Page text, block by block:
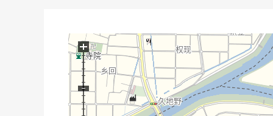
▼设备
・与家族的会话兴奋起来的开放式厨房
・便利的餐具室(食品储藏库)在旁边附带厨房
・有2个地方厕所
・停车场有EV充电设备
+